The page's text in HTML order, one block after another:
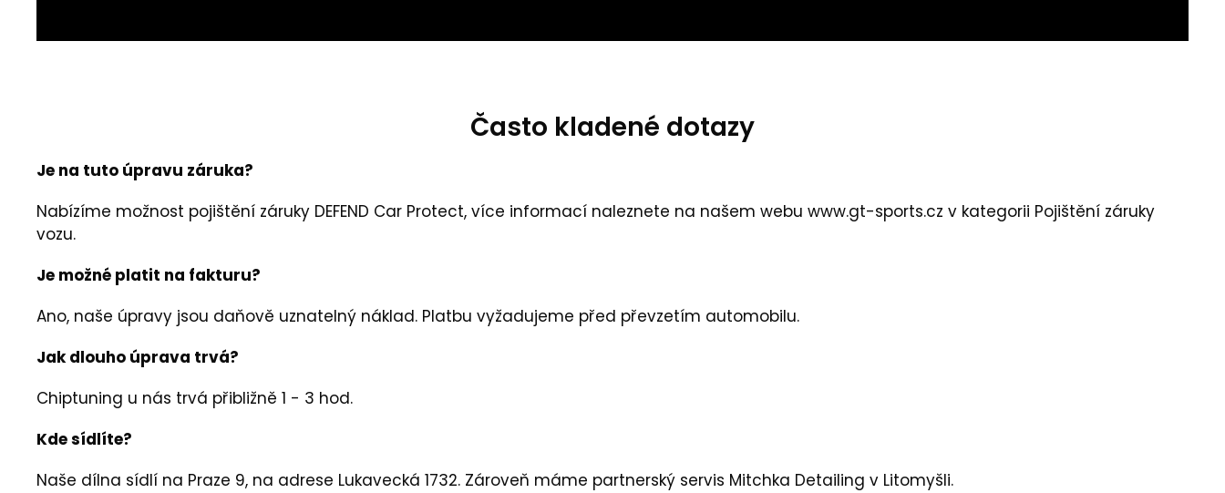
Často kladené dotazy
Je na tuto úpravu záruka?
Nabízíme možnost pojištění záruky DEFEND Car Protect, více informací naleznete na našem webu www.gt-sports.cz v kategorii Pojištění záruky
vozu.
Je možné platit na fakturu?
Ano, naše úpravy jsou daňově uznatelný náklad. Platbu vyžadujeme před převzetím automobilu.
Jak dlouho úprava trvá?
Chiptuning u nás trvá přibližně 1 - 3 hod.
Kde sídlíte?
Naše dílna sídlí na Praze 9, na adrese Lukavecká 1732. Zároveň máme partnerský servis Mitchka Detailing v Litomyšli.